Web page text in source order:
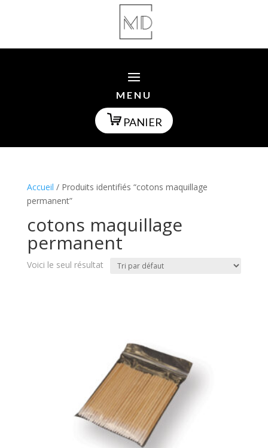
MENU
PANIER
Accueil / Produits identifiés “cotons maquillage
permanent”
cotons maquillage
permanent
Voici le seul résultat